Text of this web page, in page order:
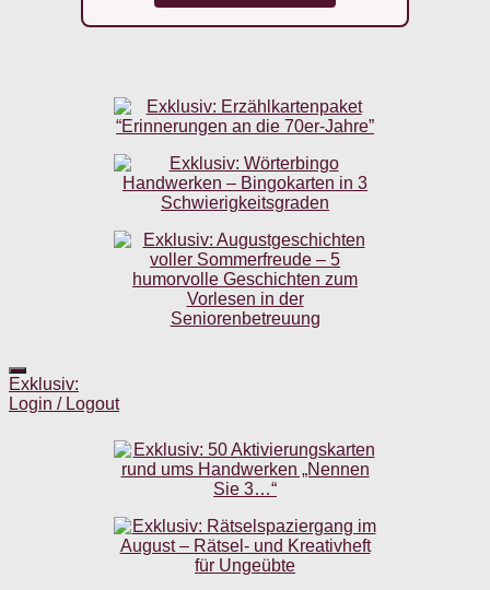
Exklusiv:
Login / Logout